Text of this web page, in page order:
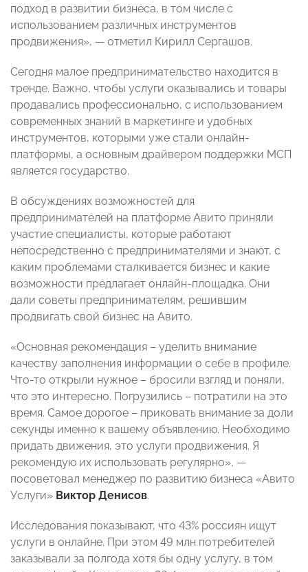
подход в развитии бизнеса, в том числе с
использованием различных инструментов
продвижения», — отметил Кирилл Сергашов.
Сегодня малое предпринимательство находится в
тренде. Важно, чтобы услуги оказывались и товары
продавались профессионально, с использованием
современных знаний в маркетинге и удобных
инструментов, которыми уже стали онлайн-
платформы, а основным драйвером поддержки МСП
является государство.
В обсуждениях возможностей для
предпринимателей на платформе Авито приняли
участие специалисты, которые работают
непосредственно с предпринимателями и знают, с
каким проблемами сталкивается бизнес и какие
возможности предлагает онлайн-площадка. Они
дали советы предпринимателям, решившим
продвигать свой бизнес на Авито.
«Основная рекомендация – уделить внимание
качеству заполнения информации о себе в профиле.
Что-то открыли нужное – бросили взгляд и поняли,
что это интересно. Погрузились – потратили на это
время. Самое дорогое – приковать внимание за доли
секунды именно к вашему объявлению. Необходимо
придать движения, это услуги продвижения. Я
рекомендую их использовать регулярно», —
посоветовал менеджер по развитию бизнеса «Авито
Услуги» Виктор Денисов.
Исследования показывают, что 43% россиян ищут
услуги в онлайне. При этом 49 млн потребителей
заказывали за полгода хотя бы одну услугу, в том